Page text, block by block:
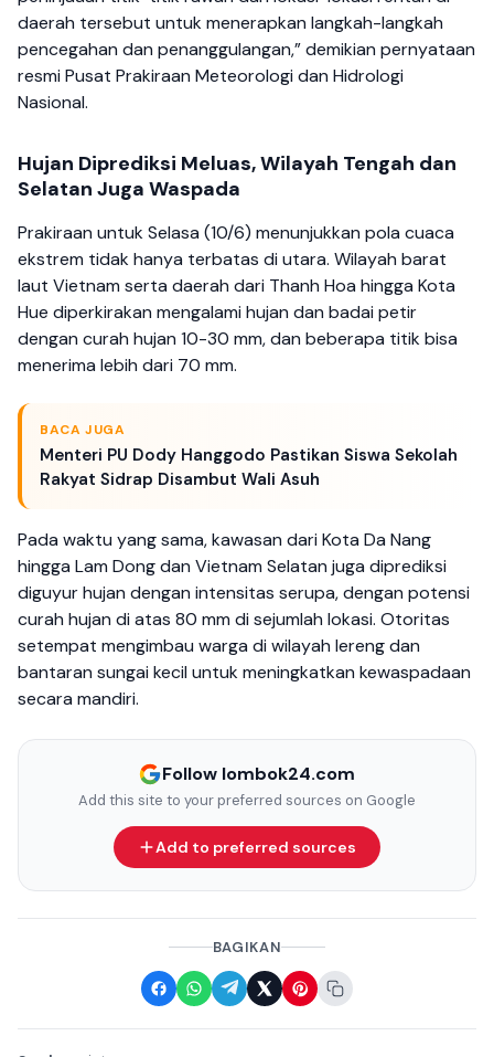
daerah tersebut untuk menerapkan langkah-langkah
pencegahan dan penanggulangan,” demikian pernyataan
resmi Pusat Prakiraan Meteorologi dan Hidrologi
Nasional.
Hujan Diprediksi Meluas, Wilayah Tengah dan
Selatan Juga Waspada
Prakiraan untuk Selasa (10/6) menunjukkan pola cuaca
ekstrem tidak hanya terbatas di utara. Wilayah barat
laut Vietnam serta daerah dari Thanh Hoa hingga Kota
Hue diperkirakan mengalami hujan dan badai petir
dengan curah hujan 10-30 mm, dan beberapa titik bisa
menerima lebih dari 70 mm.
BACA JUGA
Menteri PU Dody Hanggodo Pastikan Siswa Sekolah
Rakyat Sidrap Disambut Wali Asuh
Pada waktu yang sama, kawasan dari Kota Da Nang
hingga Lam Dong dan Vietnam Selatan juga diprediksi
diguyur hujan dengan intensitas serupa, dengan potensi
curah hujan di atas 80 mm di sejumlah lokasi. Otoritas
setempat mengimbau warga di wilayah lereng dan
bantaran sungai kecil untuk meningkatkan kewaspadaan
secara mandiri.
Follow lombok24.com
Add this site to your preferred sources on Google
Add to preferred sources
BAGIKAN